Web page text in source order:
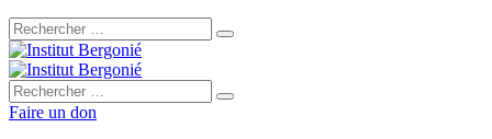
Rechercher :
Rechercher :
Faire un don